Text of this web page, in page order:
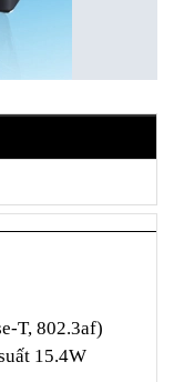
T, 802.3af)
15.4W